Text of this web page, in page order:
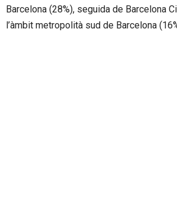
Barcelona (28%), seguida de Barcelona
l’àmbit metropolità sud de Barcelona